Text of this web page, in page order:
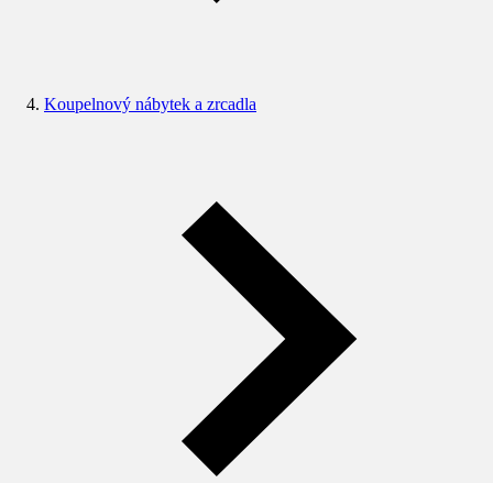
Koupelnový nábytek a zrcadla